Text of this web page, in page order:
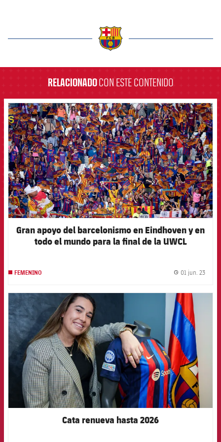
RELACIONADOCON ESTE CONTENIDO
FCB Barcelona badge
Gran apoyo del barcelonismo en Eindhoven y en
todo el mundo para la final de la UWCL
FEMENINO 01 jun. 23
Cata renueva hasta 2026